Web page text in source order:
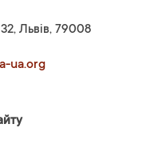
Львів, 79008
ua.org